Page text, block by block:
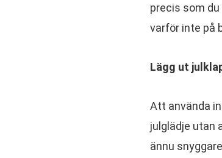
precis som
varför inte på
Lägg ut
Att använda
julglädje utan
ännu